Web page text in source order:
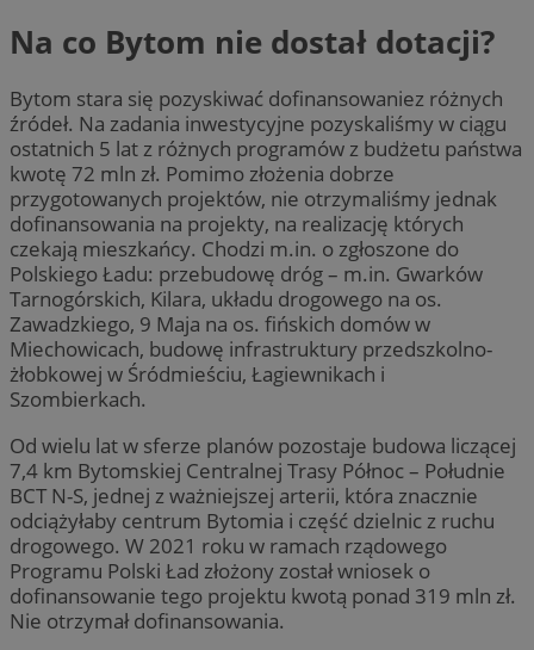
Na co Bytom nie dostał dotacji?
Bytom stara się pozyskiwać dofinansowaniez różnych
źródeł. Na zadania inwestycyjne pozyskaliśmy w ciągu
ostatnich 5 lat z różnych programów z budżetu państwa
kwotę 72 mln zł. Pomimo złożenia dobrze
przygotowanych projektów, nie otrzymaliśmy jednak
dofinansowania na projekty, na realizację których
czekają mieszkańcy. Chodzi m.in. o zgłoszone do
Polskiego Ładu: przebudowę dróg – m.in. Gwarków
Tarnogórskich, Kilara, układu drogowego na os.
Zawadzkiego, 9 Maja na os. fińskich domów w
Miechowicach, budowę infrastruktury przedszkolno-
żłobkowej w Śródmieściu, Łagiewnikach i
Szombierkach.
Od wielu lat w sferze planów pozostaje budowa liczącej
7,4 km Bytomskiej Centralnej Trasy Północ – Południe
BCT N-S, jednej z ważniejszej arterii, która znacznie
odciążyłaby centrum Bytomia i część dzielnic z ruchu
drogowego. W 2021 roku w ramach rządowego
Programu Polski Ład złożony został wniosek o
dofinansowanie tego projektu kwotą ponad 319 mln zł.
Nie otrzymał dofinansowania.